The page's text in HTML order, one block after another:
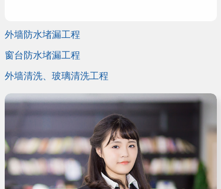
外墙防水堵漏工程
窗台防水堵漏工程
外墙清洗、玻璃清洗工程